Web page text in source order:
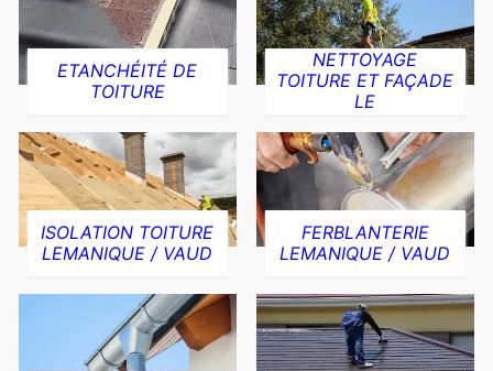
ETANCHÉITÉ DE
TOITURE
NETTOYAGE
TOITURE ET FAÇADE
LE
ISOLATION TOITURE
LEMANIQUE / VAUD
FERBLANTERIE
LEMANIQUE / VAUD